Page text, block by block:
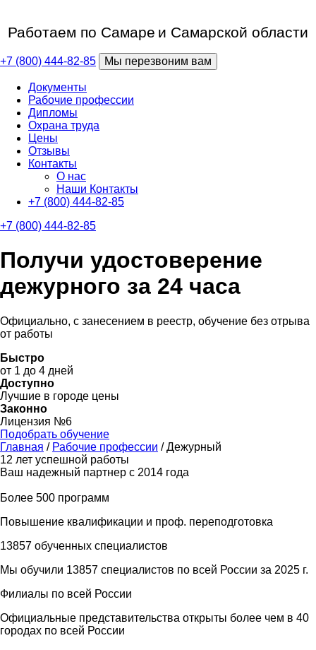
Работаем по Самаре и Самарской области
+7 (800) 444-82-85 Мы перезвоним вам
Документы
Рабочие профессии
Дипломы
Охрана труда
Цены
Отзывы
Контакты
О нас
Наши Контакты
+7 (800) 444-82-85
+7 (800) 444-82-85
Получи удостоверение
дежурного за 24 часа
Официально, с занесением в реестр, обучение без отрыва
от работы
Быстро
от 1 до 4 дней
Доступно
Лучшие в городе цены
Законно
Лицензия №6
Подобрать обучение
Главная / Рабочие профессии /Дежурный
12 лет успешной работы
Ваш надежный партнер с 2014 года
Более 500 программ
Повышение квалификации и проф. переподготовка
13857 обученных специалистов
Мы обучили 13857 специалистов по всей России за 2025 г.
Филиалы по всей России
Официальные представительства открыты более чем в 40
городах по всей России